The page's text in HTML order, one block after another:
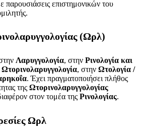
παρουσιάσεις επιστημονικών του
(Ωρλ)
Λαρυγγολογία, στην Ρινολογία και
Ωτορινολαρυγγολογία, στην Ωτολογία /
. Έχει πραγματοποιήσει πλήθος
της Ωτορινολαρυγγολογίας
στον τομέα της Ρινολογίας.
Ωρλ